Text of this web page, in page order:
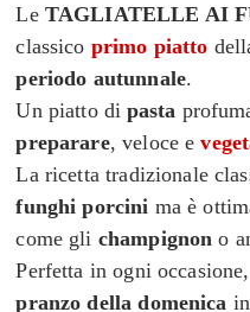
Le TAGLIATELLE AI
classico primo piatto
periodo autunnale.
Un piatto dipasta
preparare, veloce e
La ricetta tradizionale
funghi porcini ma è
come gli champignon o
Perfetta in ogni
pranzo della domenica